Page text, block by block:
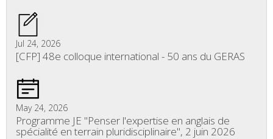
Jul 24, 2026
[CFP] 48e colloque international - 50 ans du GERAS
May 24, 2026
Programme JE "Penser l'expertise en anglais de
spécialité en terrain pluridisciplinaire", 2 juin 2026